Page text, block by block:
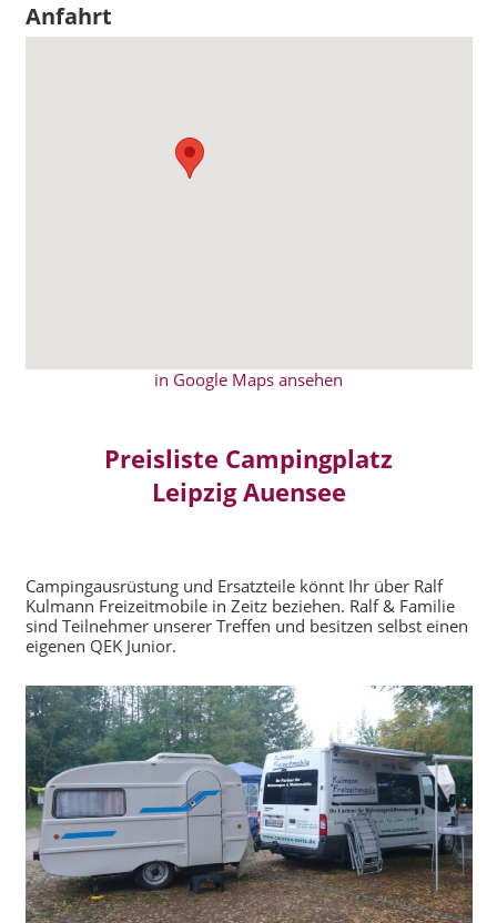
Anfahrt
in Google Maps ansehen
Preisliste Campingplatz
Leipzig Auensee
Campingausrüstung und Ersatzteile könnt Ihr über Ralf
Kulmann Freizeitmobile in Zeitz beziehen. Ralf & Familie
sind Teilnehmer unserer Treffen und besitzen selbst einen
eigenen QEK Junior.